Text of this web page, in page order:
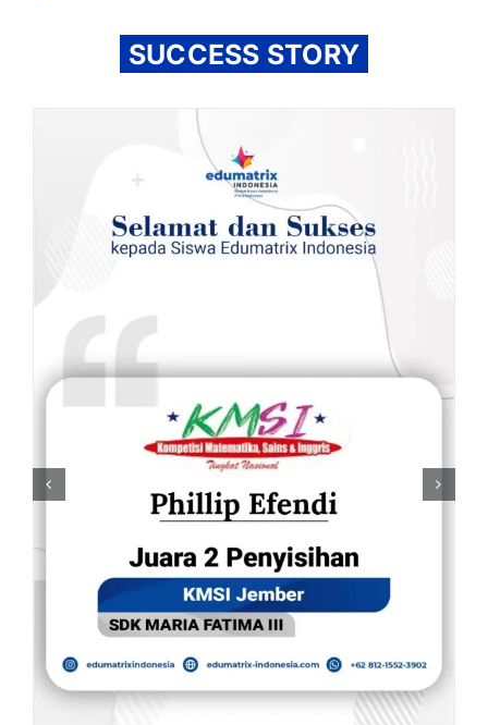
SUCCESS STORY